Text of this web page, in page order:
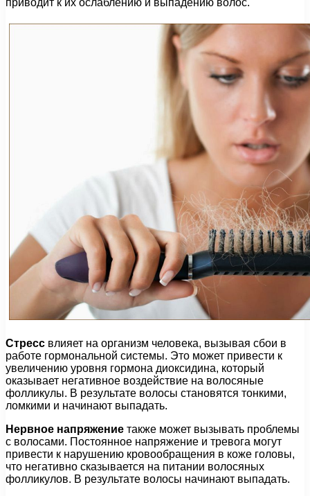
приводит к их ослаблению и выпадению волос.
Стресс влияет на организм человека, вызывая сбои в
работе гормональной системы. Это может привести к
увеличению уровня гормона диоксидина, который
оказывает негативное воздействие на волосяные
фолликулы. В результате волосы становятся тонкими,
ломкими и начинают выпадать.
Нервное напряжение также может вызывать проблемы
с волосами. Постоянное напряжение и тревога могут
привести к нарушению кровообращения в коже головы,
что негативно сказывается на питании волосяных
фолликулов. В результате волосы начинают выпадать.